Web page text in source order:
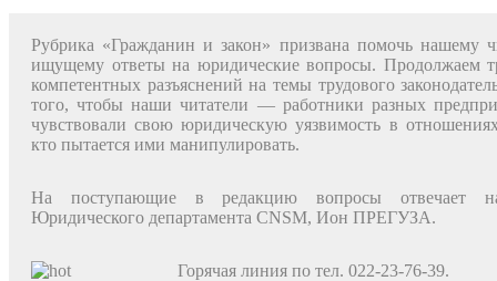
Рубрика «Гражданин и закон» при­звана помочь нашему
ищущему ответы на юридические во­просы. Продолжаем
ком­петентных разъяснений на темы тру­дового
того, чтобы наши читатели — работники разных
чувствовали свою юридическую уязвимость в
кто пытается ими манипу­лировать.
На поступающие в редакцию вопросы отвечает
Юридического департамента CNSM, Ион ПРЕГУЗА.
Горячая линия по тел. 022-23-76-39.